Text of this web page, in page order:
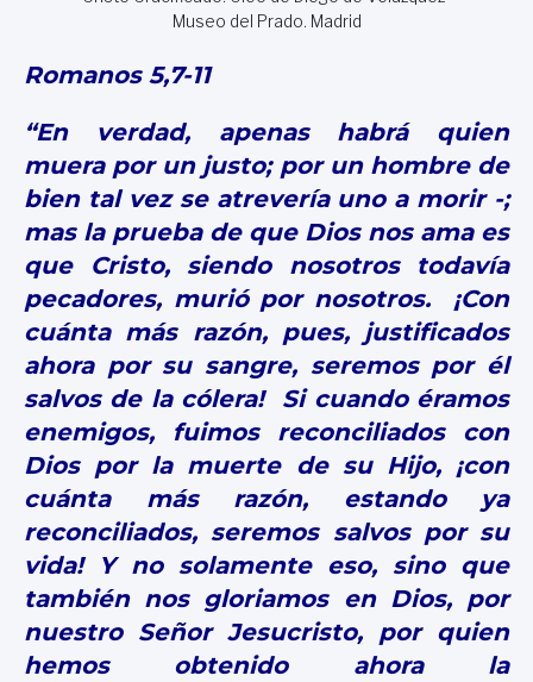
Museo del Prado. Madrid
Romanos 5,7-11
“En verdad, apenas habrá quien
muera por un justo; por un hombre de
bien tal vez se atrevería uno a morir -;
mas la prueba de que Dios nos ama es
que Cristo, siendo nosotros todavía
pecadores, murió por nosotros. ¡Con
cuánta más razón, pues, justificados
ahora por su sangre, seremos por él
salvos de la cólera! Si cuando éramos
enemigos, fuimos reconciliados con
Dios por la muerte de su Hijo, ¡con
cuánta más razón, estando ya
reconciliados, seremos salvos por su
vida! Y no solamente eso, sino que
también nos gloriamos en Dios, por
nuestro Señor Jesucristo, por quien
hemos obtenido ahora la